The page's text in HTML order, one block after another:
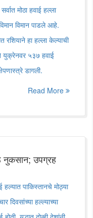
मोठा हवाई हल्ला
विमान पाडले आहे.
रशियाने हा हल्ला केल्याची
युक्रेनवर ५३७ हवाई
डागली.
Read More
नुकसान; उपग्रह
पाकिस्तानचे मोठ्या
दिवसांच्या हल्ल्याच्या